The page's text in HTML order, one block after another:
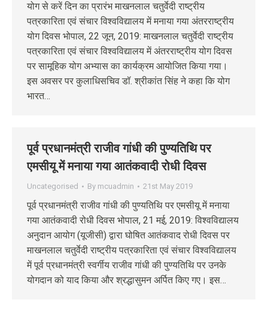
योग से करें दिन का प्रारंभ माखनलाल चतुर्वेदी राष्ट्रीय
पत्रकारिता एवं संचार विश्वविद्यालय में मनाया गया अंतरराष्ट्रीय
योग दिवस भोपाल, 22 जून, 2019: माखनलाल चतुर्वेदी राष्ट्रीय
पत्रकारिता एवं संचार विश्वविद्यालय में अंतरराष्ट्रीय योग दिवस
पर सामूहिक योग अभ्यास का कार्यक्रम आयोजित किया गया।
इस अवसर पर कुलाधिसचिव डॉ. श्रीकांत सिंह ने कहा कि योग
भारत…
पूर्व प्रधानमंत्री राजीव गांधी की पुण्यतिथि पर
एमसीयू में मनाया गया आतंकवादी रोधी दिवस
Uncategorised By mcuadmin 21st May 2019
पूर्व प्रधानमंत्री राजीव गांधी की पुण्यतिथि पर एमसीयू में मनाया
गया आतंकवादी रोधी दिवस भोपाल, 21 मई, 2019: विश्वविद्यालय
अनुदान आयोग (यूजीसी) द्वारा घोषित आतंकवाद रोधी दिवस पर
माखनलाल चतुर्वेदी राष्ट्रीय पत्रकारिता एवं संचार विश्वविद्यालय
में पूर्व प्रधानमंत्री स्वर्गीय राजीव गांधी की पुण्यतिथि पर उनके
योगदान को याद किया और श्रद्धासुमन अर्पित किए गए। इस…